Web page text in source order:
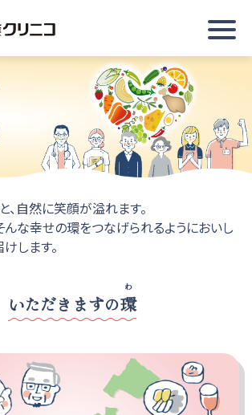
、自然に笑顔が溢れます。
んな幸せの環をつなげられるようにおいし
します。
いただきますの環
わ